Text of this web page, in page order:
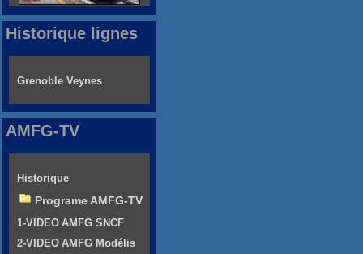
Historique lignes
Grenoble Veynes
AMFG-TV
Historique
Programe AMFG-TV
1-VIDEO AMFG SNCF
2-VIDEO AMFG Modélis